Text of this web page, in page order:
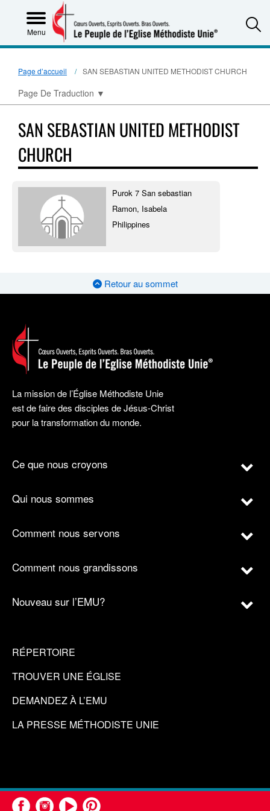
Menu
Page d’accueil SAN SEBASTIAN UNITED METHODIST CHURCH
Page De Traduction ▼
SAN SEBASTIAN UNITED METHODIST
CHURCH
Purok 7 San sebastian
Ramon, Isabela
Philippines
Retour au sommet
La mission de l’Église Méthodiste Unie
est de faire des disciples de Jésus-Christ
pour la transformation du monde.
Ce que nous croyons
Qui nous sommes
Comment nous servons
Comment nous grandissons
Nouveau sur l’EMU?
RÉPERTOIRE
TROUVER UNE ÉGLISE
DEMANDEZ À L’EMU
LA PRESSE MÉTHODISTE UNIE